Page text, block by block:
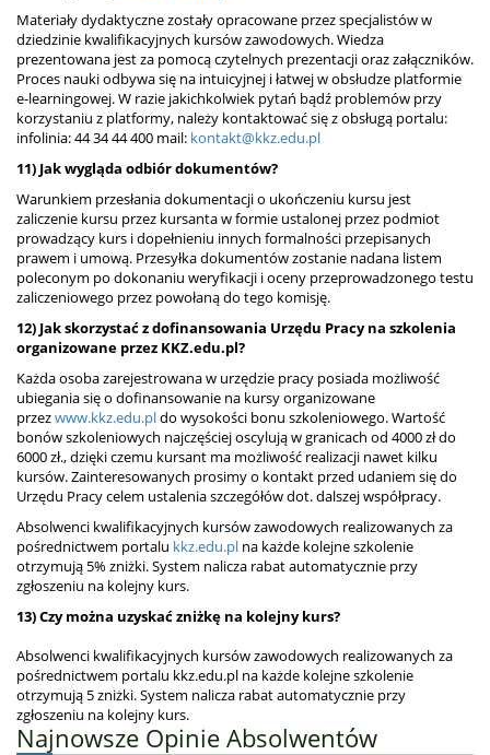
Materiały dydaktyczne zostały opracowane przez specjalistów w
dziedzinie kwalifikacyjnych kursów zawodowych. Wiedza
prezentowana jest za pomocą czytelnych prezentacji oraz załączników.
Proces nauki odbywa się na intuicyjnej i łatwej w obsłudze platformie
e-learningowej. W razie jakichkolwiek pytań bądź problemów przy
korzystaniu z platformy, należy kontaktować się z obsługą portalu:
infolinia: 44 34 44 400 mail: kontakt@kkz.edu.pl
11) Jak wygląda odbiór dokumentów?
Warunkiem przesłania dokumentacji o ukończeniu kursu jest
zaliczenie kursu przez kursanta w formie ustalonej przez podmiot
prowadzący kurs i dopełnieniu innych formalności przepisanych
prawem i umową. Przesyłka dokumentów zostanie nadana listem
poleconym po dokonaniu weryfikacji i oceny przeprowadzonego testu
zaliczeniowego przez powołaną do tego komisję.
12) Jak skorzystać z dofinansowania Urzędu Pracy na szkolenia
organizowane przez KKZ.edu.pl?
Każda osoba zarejestrowana w urzędzie pracy posiada możliwość
ubiegania się o dofinansowanie na kursy organizowane
przezwww.kkz.edu.pldo wysokości bonu szkoleniowego. Wartość
bonów szkoleniowych najczęściej oscylują w granicach od 4000 zł do
6000 zł., dzięki czemu kursant ma możliwość realizacji nawet kilku
kursów. Zainteresowanych prosimy o kontakt przed udaniem się do
Urzędu Pracy celem ustalenia szczegółów dot. dalszej współpracy.
Absolwenci kwalifikacyjnych kursów zawodowych realizowanych za
pośrednictwem portalu kkz.edu.pl na każde kolejne szkolenie
otrzymują 5% zniżki. System nalicza rabat automatycznie przy
zgłoszeniu na kolejny kurs.
13) Czy można uzyskać zniżkę na kolejny kurs?
Absolwenci kwalifikacyjnych kursów zawodowych realizowanych za
pośrednictwem portalu kkz.edu.pl na każde kolejne szkolenie
otrzymują 5 zniżki. System nalicza rabat automatycznie przy
zgłoszeniu na kolejny kurs.
Najnowsze Opinie Absolwentów